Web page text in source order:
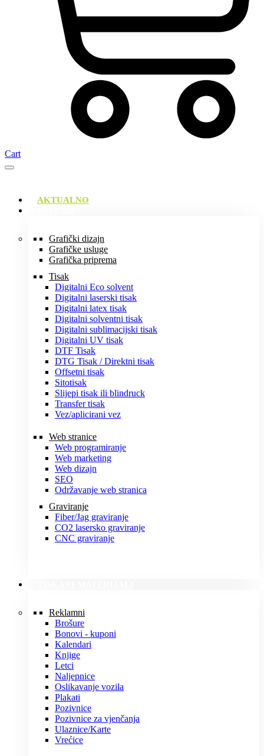
Cart
AKTUALNO
Grafički dizajn
Grafičke usluge
Grafička priprema
Tisak
Digitalni Eco solvent
Digitalni laserski tisak
Digitalni latex tisak
Digitalni solventni tisak
Digitalni sublimacijski tisak
Digitalni UV tisak
DTF Tisak
DTG Tisak / Direktni tisak
Offsetni tisak
Sitotisak
Slijepi tisak ili blindruck
Transfer tisak
Vez/aplicirani vez
Web stranice
Web programiranje
Web marketing
Web dizajn
SEO
Održavanje web stranica
Graviranje
Fiber/Jag graviranje
CO2 lasersko graviranje
CNC graviranje
Reklamni
Brošure
Bonovi - kuponi
Kalendari
Knjige
Letci
Naljepnice
Oslikavanje vozila
Plakati
Pozivnice
Pozivnice za vjenčanja
Ulaznice/Karte
Vrećice